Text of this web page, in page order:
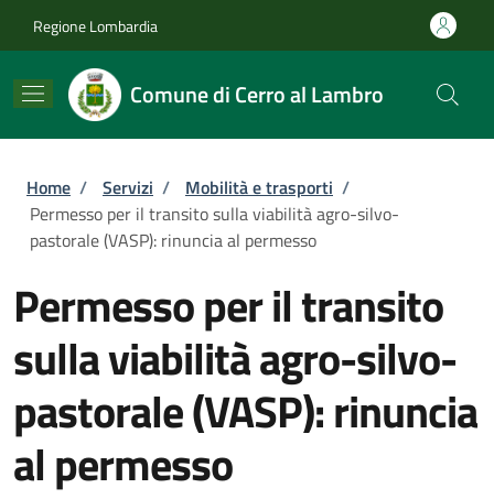
Regione Lombardia
Comune di Cerro al Lambro
Briciole di pane
Home / Servizi / Mobilità e trasporti /
Permesso per il transito sulla viabilità agro-silvo-
pastorale (VASP): rinuncia al permesso
Permesso per il transito
sulla viabilità agro-silvo-
pastorale (VASP): rinuncia
al permesso